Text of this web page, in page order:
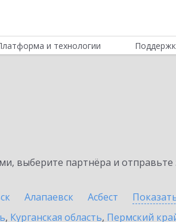
и технологии
выберите партнёра и
Алапаевск Асбест
, Курганская область, Пермский